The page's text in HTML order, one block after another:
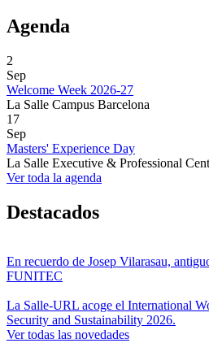
Agenda
2
Sep
Welcome Week 2026-27
La Salle Campus Barcelona
17
Sep
Masters' Experience Day
La Salle Executive & Professional
Ver toda la agenda
Destacados
En recuerdo de Josep Vilarasau,
FUNITEC
La Salle-URL acoge el International
Security and Sustainability 2026.
Ver todas las novedades